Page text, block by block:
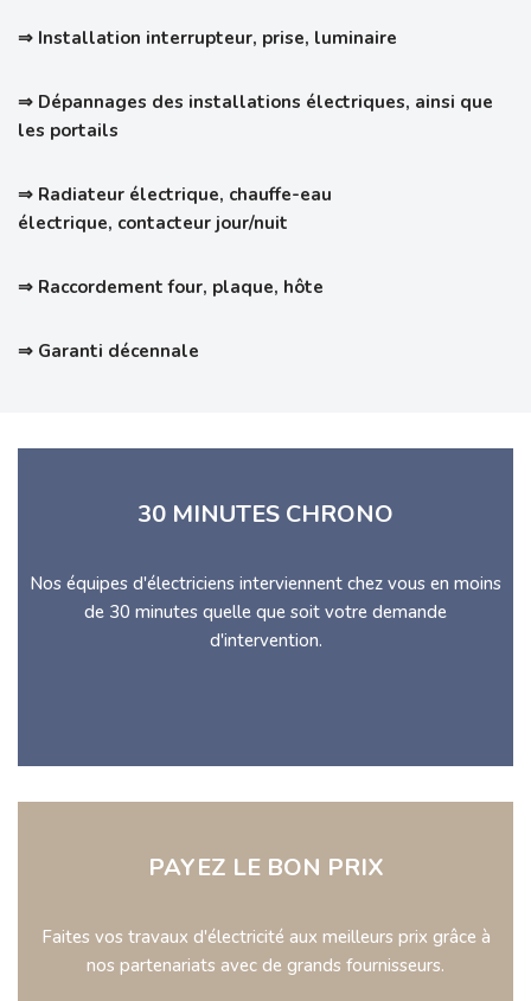
⇒ Installation interrupteur, prise, luminaire
⇒ Dépannages des installations électriques, ainsi que
les portails
⇒ Radiateur électrique, chauffe-eau
électrique, contacteur jour/nuit
⇒ Raccordement four, plaque, hôte
⇒ Garanti décennale
30 MINUTES CHRONO
Nos équipes d'électriciens interviennent chez vous en moins
de 30 minutes quelle que soit votre demande
d'intervention.
PAYEZ LE BON PRIX
Faites vos travaux d'électricité aux meilleurs prix grâce à
nos partenariats avec de grands fournisseurs.